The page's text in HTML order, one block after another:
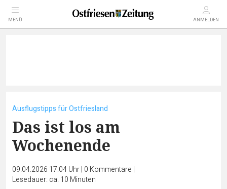
MENÜ ANMELDEN
Ausflugstipps für Ostfriesland
Das ist los am
Wochenende
09.04.2026 17:04 Uhr| 0 Kommentare |
Lesedauer: ca. 10 Minuten